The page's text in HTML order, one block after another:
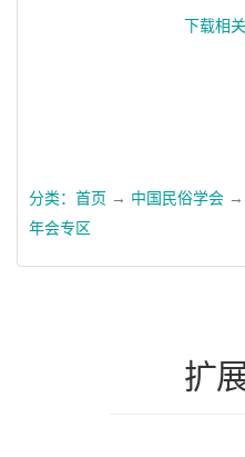
下载相
分类： 首页 → 中国民俗学会 →
年会专区
扩